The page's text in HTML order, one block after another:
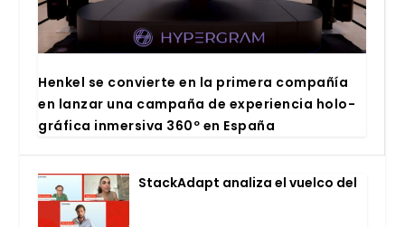
Hen­kel se con­vier­te en la pri­me­ra com­pa­ñía
en lan­zar una cam­pa­ña de expe­rien­cia holo­
grá­fi­ca inmer­si­va 360º en Espa­ña
Stac­kA­dapt ana­li­za el vuel­co del